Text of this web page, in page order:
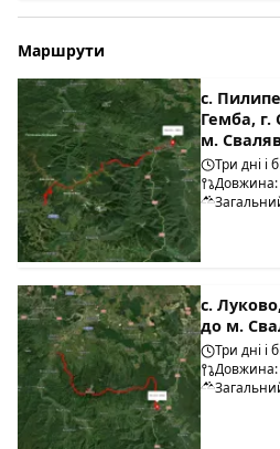
Маршрути
с.
Гемба, г.
м.
Три дні і
Довжина:
с.
до м.
Три дні і
Довжина: